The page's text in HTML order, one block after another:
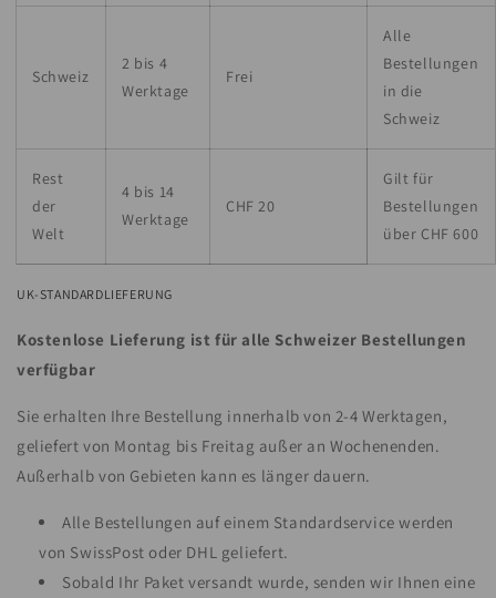
Schweiz
2 bis 4
Werktage
Frei
Alle
Bestellungen
in die
Schweiz
Rest
der
Welt
4 bis 14
Werktage
CHF 20
Gilt für
Bestellungen
über CHF 600
UK-STANDARDLIEFERUNG
Kostenlose Lieferung ist für alle Schweizer Bestellungen
verfügbar
Sie erhalten Ihre Bestellung innerhalb von 2-4 Werktagen,
geliefert von Montag bis Freitag außer an Wochenenden.
Außerhalb von Gebieten kann es länger dauern.
Alle Bestellungen auf einem Standardservice werden
von SwissPost oder DHL geliefert.
Sobald Ihr Paket versandt wurde, senden wir Ihnen eine